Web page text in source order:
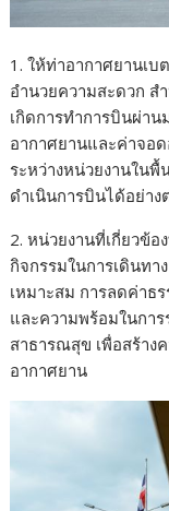
1. ให้ท่าอากาศยานเ
อำนวยความสะดวก ส
เกิดการทำการบินผ่า
อากาศยานและค่าจอ
ระหว่างหน่วยงานใน
ดำเนินการบินได้อย่าง
2. หน่วยงานที่เกี่ยวข้
กิจกรรมในการเดินทา
เหมาะสม การลดค่าธ
และความพร้อมในกา
สาธารณสุข เพื่อสร้าง
อากาศยาน